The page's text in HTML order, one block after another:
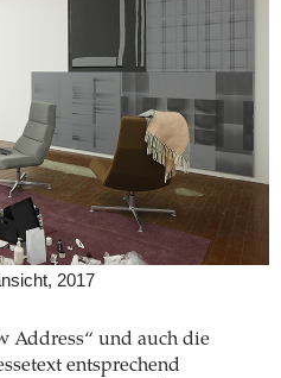
2017
Address“ und auch die
entsprechend